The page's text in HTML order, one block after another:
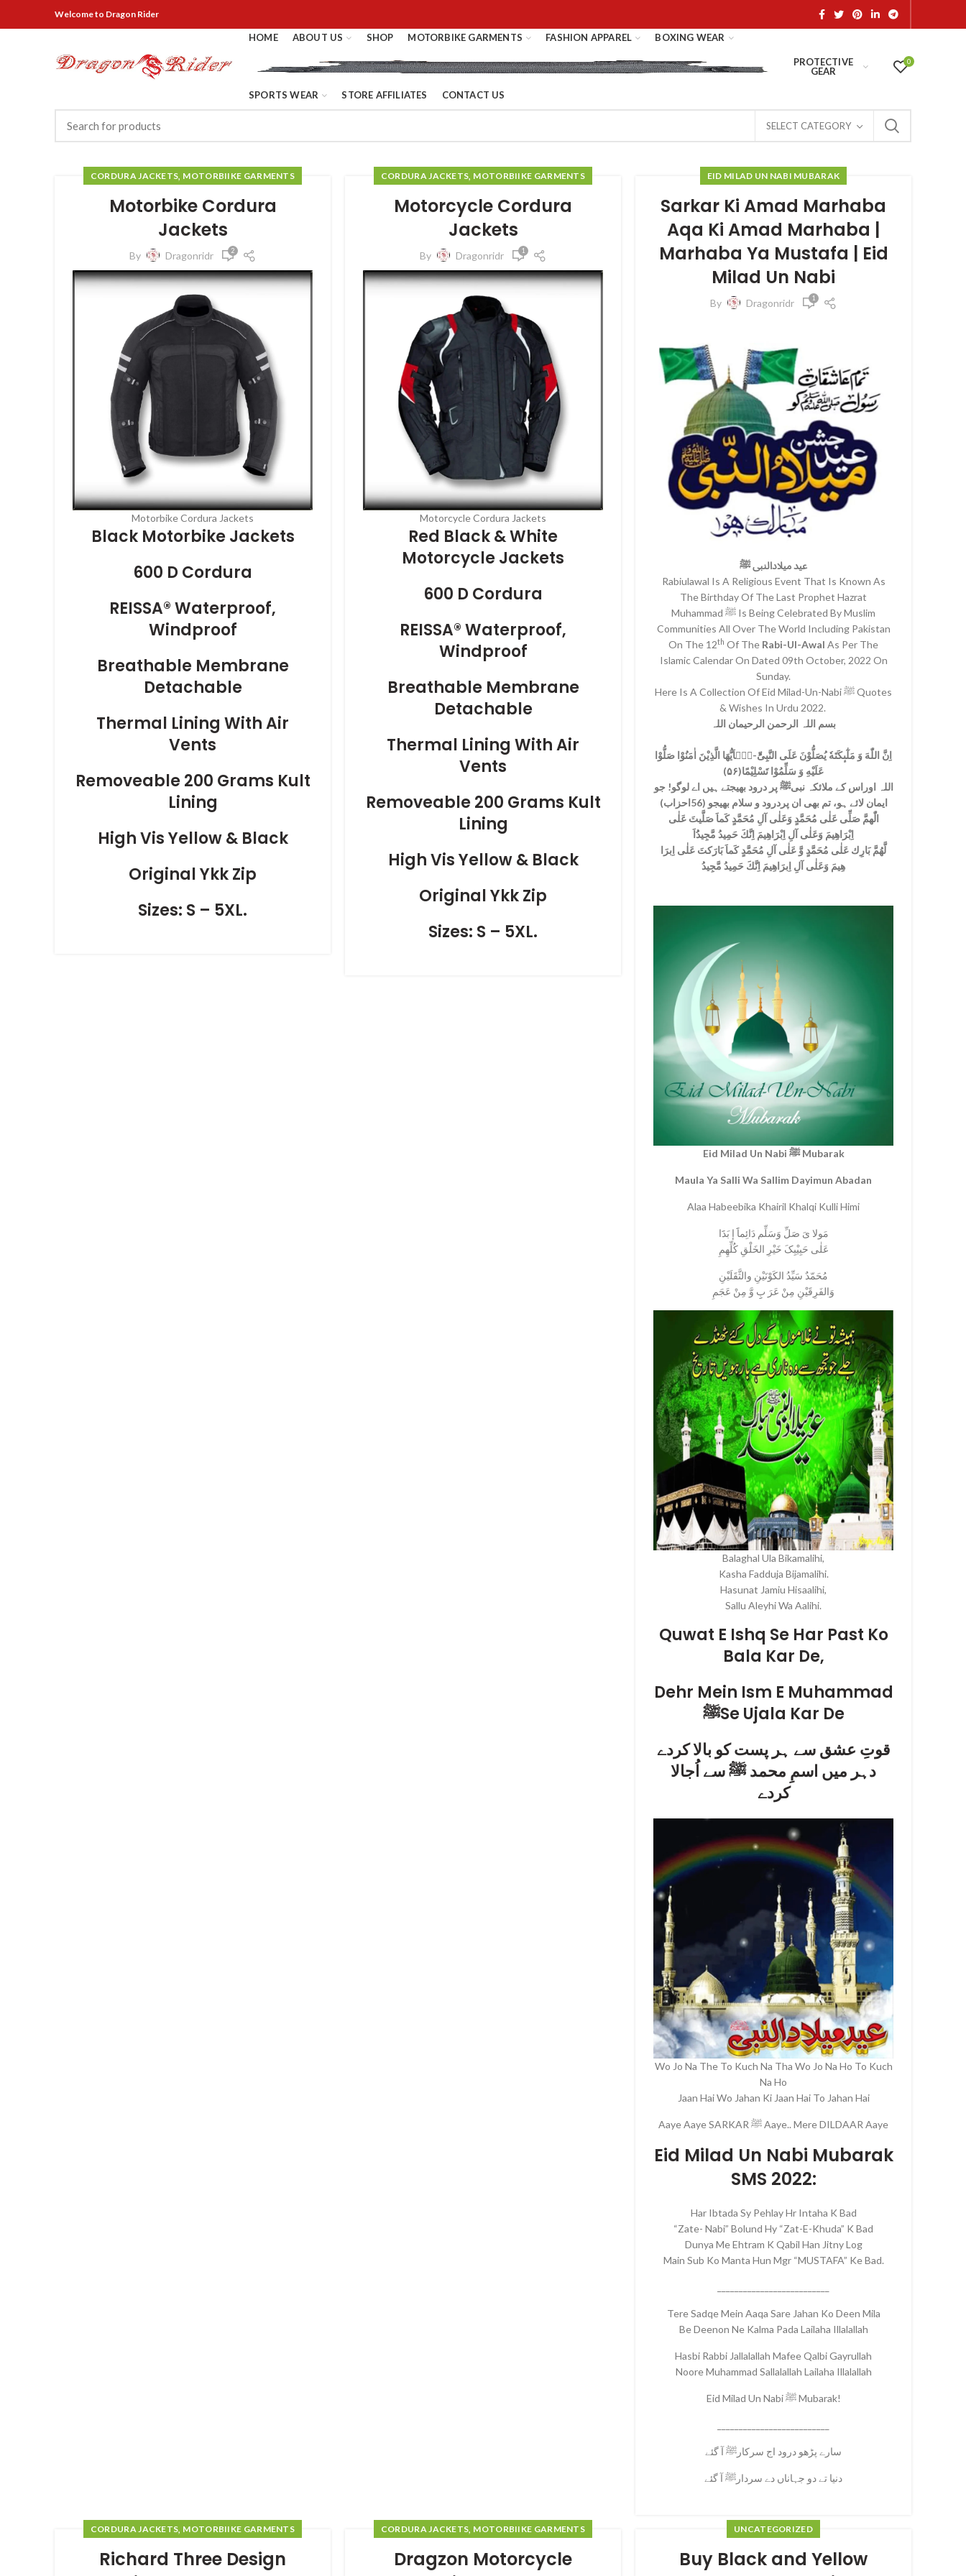
Welcometo Dragon Rider
HOME ABOUT US SHOP MOTORBIKE GARMENTS FASHION APPAREL BOXING WEAR
PROTECTIVE
GEAR
SPORTS WEAR STORE AFFILIATES CONTACT US
0
SELECT CATEGORY
CORDURA JACKETS, MOTORBIIKE GARMENTS
Motorbike Cordura
Jackets
By Dragonridr 2
Motorbike Cordura Jackets
Black Motorbike Jackets
600 D Cordura
REISSA® Waterproof,
Windproof
Breathable Membrane
Detachable
Thermal Lining With Air
Vents
Removeable 200 Grams Kult
Lining
High Vis Yellow & Black
Original Ykk Zip
Sizes: S – 5XL.
CORDURA JACKETS, MOTORBIIKE GARMENTS
Motorcycle Cordura
Jackets
By Dragonridr 1
Motorcycle Cordura Jackets
Red Black & White
Motorcycle Jackets
600 D Cordura
REISSA® Waterproof,
Windproof
Breathable Membrane
Detachable
Thermal Lining With Air
Vents
Removeable 200 Grams Kult
Lining
High Vis Yellow & Black
Original Ykk Zip
Sizes: S – 5XL.
EID MILAD UN NABI MUBARAK
Sarkar Ki Amad Marhaba
Aqa Ki Amad Marhaba |
Marhaba Ya Mustafa | Eid
Milad Un Nabi
By Dragonridr 1
عید میلادالنبی ﷺ
Rabiulawal Is A Religious Event That Is Known As
The Birthday Of The Last Prophet Hazrat
Muhammad ﷺ Is Being Celebrated By Muslim
Communities All Over The World Including Pakistan
On The 12th Of The Rabi-Ul-Awal As Per The
Islamic Calendar On Dated 09th October, 2022 On
Sunday.
Here Is A Collection Of Eid Milad-Un-Nabi ﷺ Quotes
& Wishes In Urdu 2022.
بسم اللہ الرحمن الرحیمان اللہ
اِنَّ اللّٰهَ وَ مَلٰٓىٕكَتَهٗ یُصَلُّوْنَ عَلَى النَّبِیِّؕ-یٰۤاَیُّهَا الَّذِیْنَ اٰمَنُوْا صَلُّوْا
عَلَیْهِ وَ سَلِّمُوْا تَسْلِیْمًا(۵۶)
اللہ اوراس کے ملائکہ نبیﷺ پر درود بھیجتے ہیں اے لوگو! جو
ایمان لائے ہو، تم بھی ان پردرود و سلام بھیجو (56احزاب)
الّٰھمَّ صَلِّی عَلٰی مُحَمَّدٍ وَعَلٰی آلِ مُحَمَّدٍ کَماَ صَلَّيتَ عَلٰی
اِبْرَاھِيمَ وَعَلٰی آلِ اِبْرَاھِيمَ اِنَّكَ حَمِيدُ مَّجِيدُُاَ
لَّھُمَّ بَارِك عَلٰی مُحَمَّدٍ وَّ عَلٰی آلِ مُحَمَّدٍ کَماَ بَارَکتَ عَلٰی اِبرَا
ھِيمَ وَعَلٰی آلِ اِبرَاھِيمَ اِنَّكَ حَمِيدُ مَّجِيدُ
Eid Milad Un Nabi ﷺ Mubarak
Maula Ya Salli Wa Sallim Dayimun Abadan
Alaa Habeebika Khairil Khalqi Kulli Himi
مَولا یَ صَلِّ وَسَلِّم دَائِماََ إ بَدََا
عَلٰی حَبِیْبِکَ خَیْرِ الخَلْقِ کُلِّھِمِ
مُحَمّدٌ سَیِّدُ الکَوْنَیْنِ والثَّقَلَیْنِ
وَالفَرِقَیْنِ مِنْ عَرَ بِِ وَّ مِنْ عَجَمِ
Balaghal Ula Bikamalihi,
Kasha Fadduja Bijamalihi.
Hasunat Jamiu Hisaalihi,
Sallu Aleyhi Wa Aalihi.
Quwat E Ishq Se Har Past Ko
Bala Kar De,
Dehr Mein Ism E Muhammad
ﷺSe Ujala Kar De
قوتِ عشق سے ہر پست کو بالا کردے
دہر میں اسمِ محمد ﷺ سے اُجالا
کردے
Wo Jo Na The To Kuch Na Tha Wo Jo Na Ho To Kuch
Na Ho
Jaan Hai Wo Jahan Ki Jaan Hai To Jahan Hai
Aaye Aaye SARKAR ﷺ Aaye.. Mere DILDAAR Aaye
Eid Milad Un Nabi Mubarak
SMS 2022:
Har Ibtada Sy Pehlay Hr Intaha K Bad
“Zate- Nabi” Bolund Hy “Zat-E-Khuda” K Bad
Dunya Me Ehtram K Qabil Han Jitny Log
Main Sub Ko Manta Hun Mgr “MUSTAFA” Ke Bad.
Tere Sadqe Mein Aaqa Sare Jahan Ko Deen Mila
Be Deenon Ne Kalma Pada Lailaha Illalallah
Hasbi Rabbi Jallalallah Mafee Qalbi Gayrullah
Noore Muhammad Sallalallah Lailaha Illalallah
Eid Milad Un Nabi ﷺ Mubarak!
سارے پڑھو درود اج سرکارﷺ آ گئے
دنیا تے دو جہاناں دے سردارﷺ آ گئے
CORDURA JACKETS, MOTORBIIKE GARMENTS
Richard Three Design
CORDURA JACKETS, MOTORBIIKE GARMENTS
Dragzon Motorcycle
UNCATEGORIZED
Buy Black and Yellow